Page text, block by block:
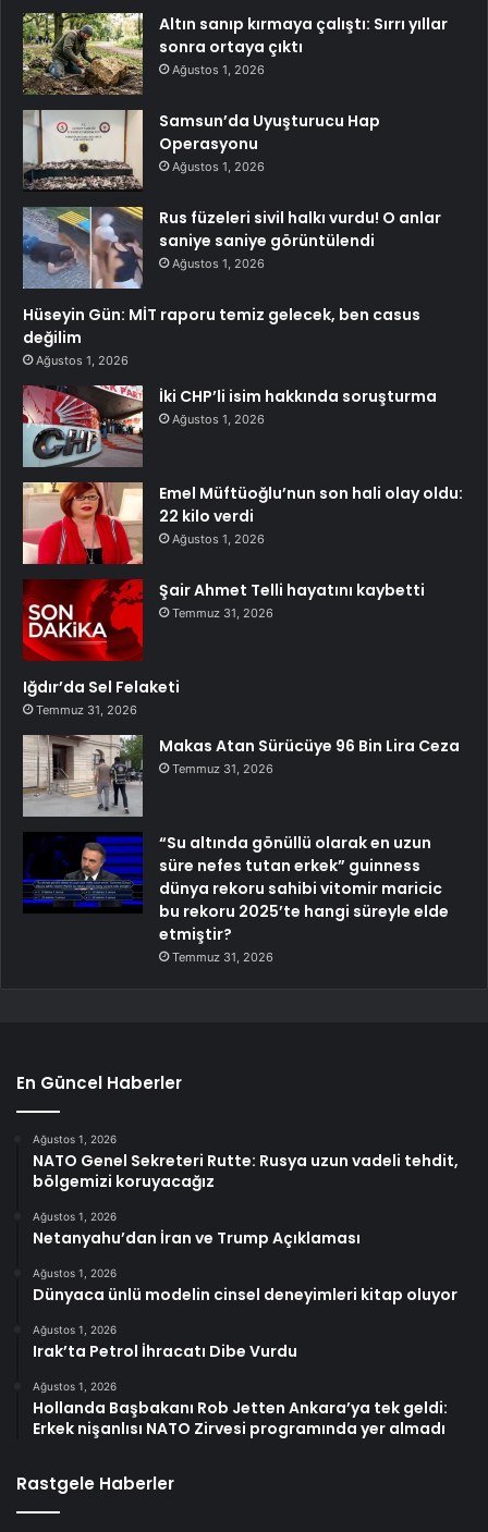
Altın sanıp kırmaya çalıştı: Sırrı yıllar
sonra ortaya çıktı
Ağustos 1, 2026
Samsun’da Uyuşturucu Hap
Operasyonu
Ağustos 1, 2026
Rus füzeleri sivil halkı vurdu! O anlar
saniye saniye görüntülendi
Ağustos 1, 2026
Hüseyin Gün: MİT raporu temiz gelecek, ben casus
değilim
Ağustos 1, 2026
İki CHP’li isim hakkında soruşturma
Ağustos 1, 2026
Emel Müftüoğlu’nun son hali olay oldu:
22 kilo verdi
Ağustos 1, 2026
Şair Ahmet Telli hayatını kaybetti
Temmuz 31, 2026
Iğdır’da Sel Felaketi
Temmuz 31, 2026
Makas Atan Sürücüye 96 Bin Lira Ceza
Temmuz 31, 2026
“Su altında gönüllü olarak en uzun
süre nefes tutan erkek” guinness
dünya rekoru sahibi vitomir maricic
bu rekoru 2025’te hangi süreyle elde
etmiştir?
Temmuz 31, 2026
En Güncel Haberler
Ağustos 1, 2026
NATO Genel Sekreteri Rutte: Rusya uzun vadeli tehdit,
bölgemizi koruyacağız
Ağustos 1, 2026
Netanyahu’dan İran ve Trump Açıklaması
Ağustos 1, 2026
Dünyaca ünlü modelin cinsel deneyimleri kitap oluyor
Ağustos 1, 2026
Irak’ta Petrol İhracatı Dibe Vurdu
Ağustos 1, 2026
Hollanda Başbakanı Rob Jetten Ankara’ya tek geldi:
Erkek nişanlısı NATO Zirvesi programında yer almadı
Rastgele Haberler